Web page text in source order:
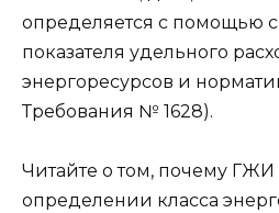
определяется с помощью
показателя удельного
энергоресурсов и
Требования № 1628).
Читайте о том, почему ГЖИ
определении класса